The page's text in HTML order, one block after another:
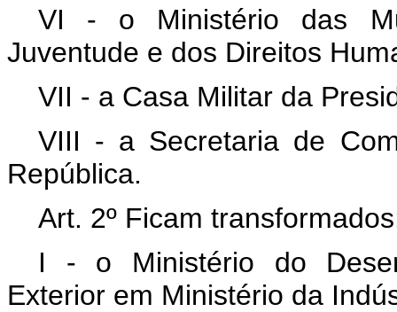
VI - o Ministério das
Juventude e dos Direitos
VII - a Casa Militar da
VIII - a Secretaria de
República.
Art. 2º Ficam
I - o Ministério do
Exterior em Ministério da